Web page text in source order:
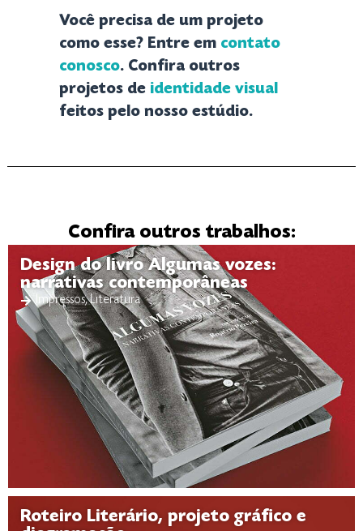
Você precisa de um projeto
como esse? Entre em contato
conosco. Confira outros
projetos de identidade visual
feitos pelo nosso estúdio.
Confira outros trabalhos:
Design do livro Algumas vozes:
narrativas contemporâneas
Impressos,Literatura
Roteiro Literário, projeto gráfico e